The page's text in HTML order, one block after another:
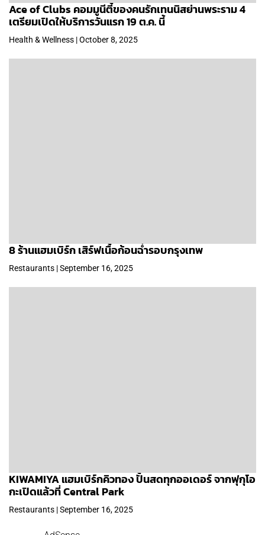
Ace of Clubs คอมมูนีตี้ของคนรักเทนนิสย่านพระราม 4
เตรียมเปิดให้บริการวันแรก 19 ต.ค. นี้
Health & Wellness | October 8, 2025
8 ร้านแฮมเบิร์ก เสิร์ฟเนื้อก้อนฉ่ำรอบกรุงเทพ
Restaurants | September 16, 2025
KIWAMIYA แฮมเบิร์กคิวทอง ปั้นสดทุกออเดอร์ จากฟุกุโอ
กะเปิดแล้วที่ Central Park
Restaurants | September 16, 2025